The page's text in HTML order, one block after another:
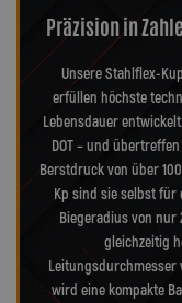
Präzision in
Unsere Stahlflex-
erfüllen höchste
Lebensdauer
DOT – und
Berstdruck von über
Kp sind sie selbst für
Biegeradius von nur
gleichzeitig
Leitungsdurchmesser
wird eine kompakte